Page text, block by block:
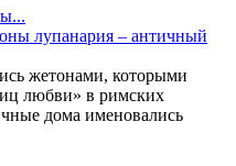
жетонами, которыми
любви» в римских
дома именовались